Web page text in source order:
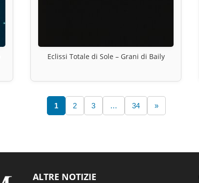
Eclissi Totale di Sole – Grani di Baily
1 2 3 … 34 »
ALTRE NOTIZIE